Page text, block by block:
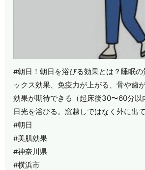
#朝日！朝日を浴びる効果とは？睡眠
ックス効果、免疫力が上がる、骨や歯
効果が期待できる（起床後30〜60分以
日光を浴びる。窓越しではなく外に出
#朝日
#美肌効果
#神奈川県
#横浜市